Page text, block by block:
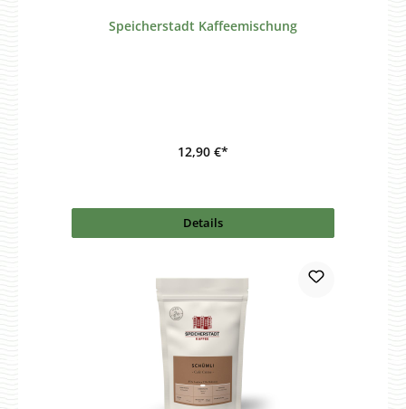
Speicherstadt Kaffeemischung
12,90 €*
Details